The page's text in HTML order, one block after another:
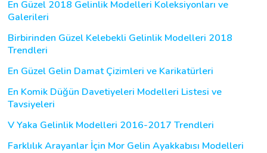
En Güzel 2018 Gelinlik Modelleri Koleksiyonları ve
Galerileri
Birbirinden Güzel Kelebekli Gelinlik Modelleri 2018
Trendleri
En Güzel Gelin Damat Çizimleri ve Karikatürleri
En Komik Düğün Davetiyeleri Modelleri Listesi ve
Tavsiyeleri
V Yaka Gelinlik Modelleri 2016-2017 Trendleri
Farklılık Arayanlar İçin Mor Gelin Ayakkabısı Modelleri